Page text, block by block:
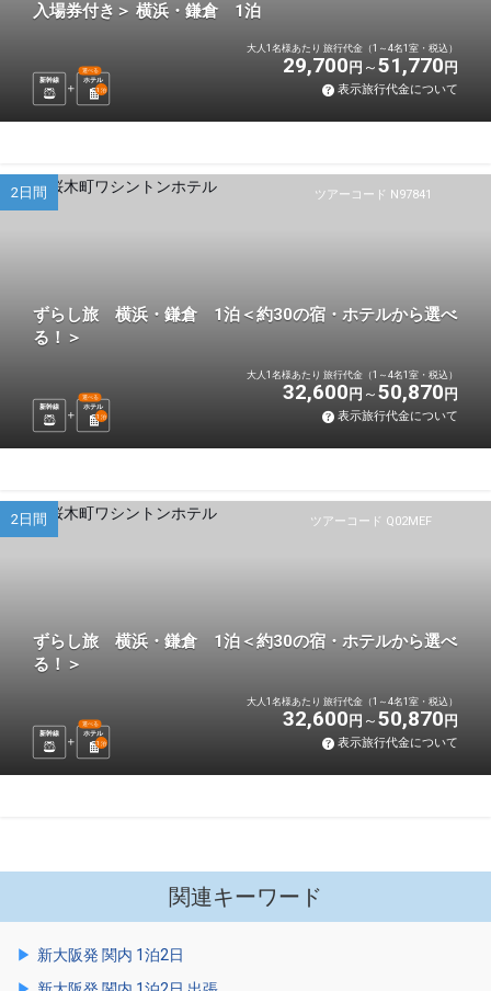
入場券付き＞ 横浜・鎌倉 1泊
新幹線 ホテル
選べる
1 泊
大人1名様あたり 旅行代金（1～4名1室・税込）
29,700 円 51,770 円
表示旅行代金について
ツアーコード N97841
2日間
ずらし旅 横浜・鎌倉 1泊＜約30の宿・ホテルから選べ
る！＞
新幹線 ホテル
選べる
1 泊
大人1名様あたり 旅行代金（1～4名1室・税込）
32,600 円 50,870 円
表示旅行代金について
ツアーコード Q02MEF
2日間
ずらし旅 横浜・鎌倉 1泊＜約30の宿・ホテルから選べ
る！＞
新幹線 ホテル
選べる
1 泊
大人1名様あたり 旅行代金（1～4名1室・税込）
32,600 円 50,870 円
表示旅行代金について
関連キーワード
新大阪発 関内 1泊2日